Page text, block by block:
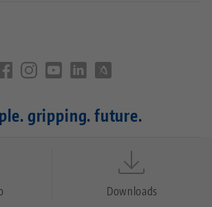
gripping. future.
Downloads